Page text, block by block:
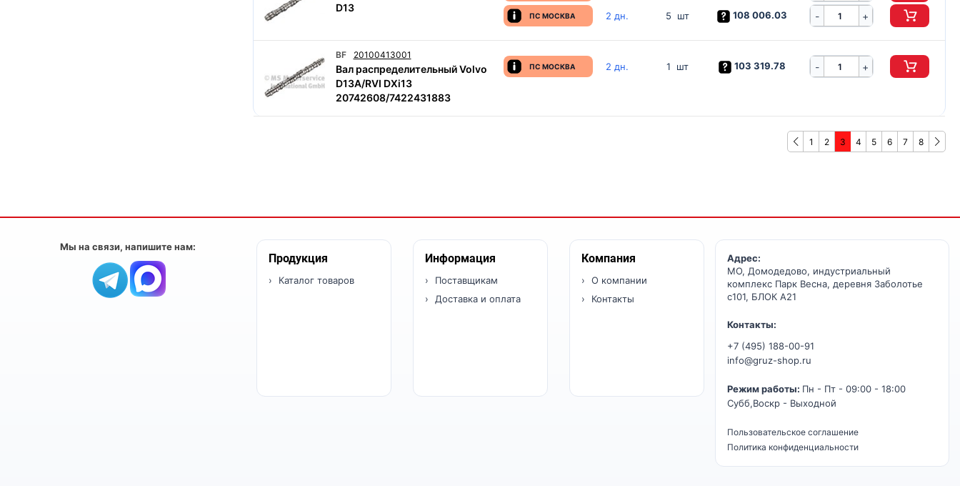
D13
ПС МОСКВА 2 дн. 5 шт 108 006.03 - +
BF 20100413001
Вал распределительный Volvo
D13A/RVI DXi13
20742608/7422431883
ПС МОСКВА 2 дн. 1 шт 103 319.78 - +
1 2 3 4 5 6 7 8
Мы на связи, напишите нам:
Продукция
Каталог товаров
Информация
Поставщикам
Доставка и оплата
Компания
О компании
Контакты
Адрес:
МО, Домодедово, индустриальный
комплекс Парк Весна, деревня Заболотье
с101, БЛОК А21
Контакты:
+7 (495) 188-00-91
info@gruz-shop.ru
Режим работы: Пн - Пт - 09:00 - 18:00
Субб,Воскр - Выходной
Пользовательское соглашение
Политика конфиденциальности